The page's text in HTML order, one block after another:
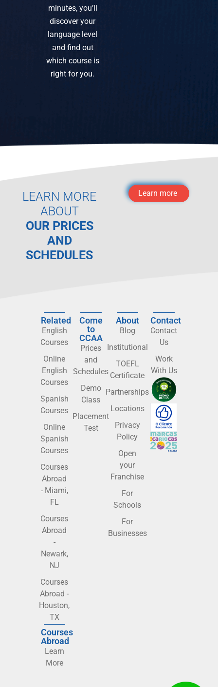
minutes, you’ll
discover your
language level
and find out
which course is
right for you.
LEARN MORE
ABOUT
OUR PRICES
AND
SCHEDULES
Learn more
Related
English
Courses
Online
English
Courses
Spanish
Courses
Online
Spanish
Courses
Courses
Abroad
- Miami,
FL
Courses
Abroad
-
Newark,
NJ
Courses
Abroad -
Houston,
TX
Courses
Abroad
Learn
More
Come
to
CCAA
Prices
and
Schedules
Demo
Class
Placement
Test
About
Blog
Institutional
TOEFL
Certificate
Partnerships
Locations
Privacy
Policy
Open
your
Franchise
For
Schools
For
Businesses
Contact
Contact
Us
Work
With Us